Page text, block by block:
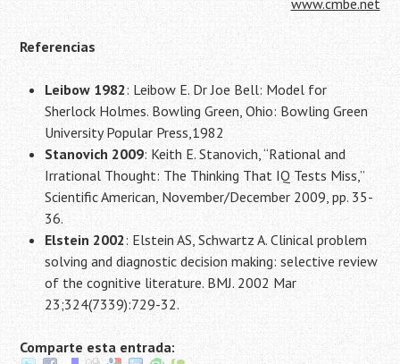
Referencias
Leibow 1982: Leibow E. Dr Joe Bell: Model for
Sherlock Holmes. Bowling Green, Ohio: Bowling Green
University Popular Press,1982
Stanovich 2009: Keith E. Stanovich, “Rational and
Irrational Thought: The Thinking That IQ Tests Miss,”
Scientific American, November/December 2009, pp. 35-
36.
Elstein 2002: Elstein AS, Schwartz A. Clinical problem
solving and diagnostic decision making: selective review
of the cognitive literature. BMJ. 2002 Mar
23;324(7339):729-32.
Comparte esta entrada: